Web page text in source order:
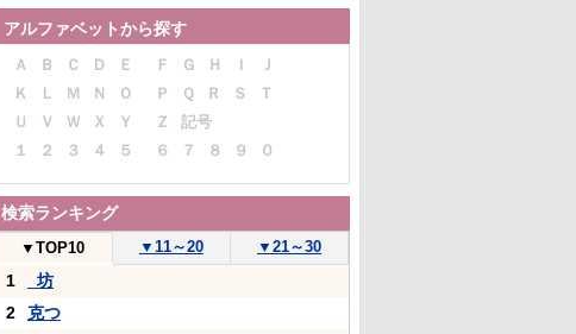
アルファベットから探す
Ａ Ｂ Ｃ Ｄ Ｅ Ｆ Ｇ Ｈ Ｉ
Ｊ
Ｋ
Ｌ Ｍ Ｎ Ｏ Ｐ Ｑ Ｒ Ｓ
Ｔ
Ｕ
Ｖ Ｗ Ｘ Ｙ Ｚ
記号
１
２ ３ ４ ５ ６ ７ ８ ９ ０
検索ランキング
▼ TOP10 ▼ 11～20 ▼ 21～30
1
_坊
2
克つ